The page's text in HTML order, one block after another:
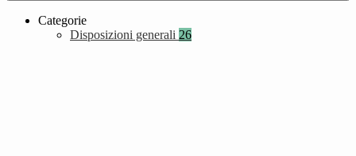
Categorie
Disposizioni generali 26